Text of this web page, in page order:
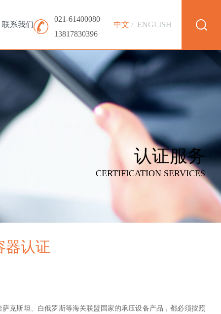
021-61400080
13817830396
中文 / ENGLISH
联系我们
认证服务
CERTIFICATION SERVICES
器认证
斯坦、白俄罗斯等海关联盟国家的承压设备产品，都必须按照